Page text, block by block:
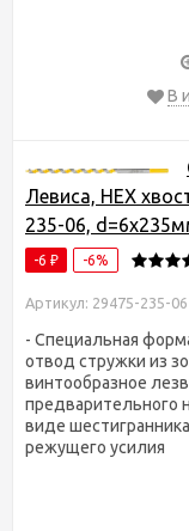
В
Левиса, HEX
235-06,
-6 ₽ -6%
Артикул: 29475-235-06
- Специальная
отвод стружки из
винтообразное
предварительного
виде
режущего усилия